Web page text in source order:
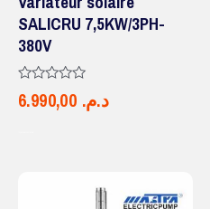
SALICRU 7,5KW/3PH-
380V
Note
0
د.م.